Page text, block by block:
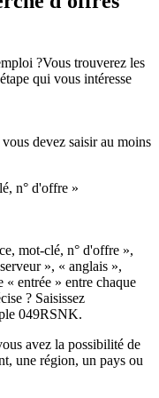
?Vous trouverez les
qui vous intéresse
devez saisir au moins
n° d'offre »
mot-clé, n° d'offre »,
», « anglais »,
« entrée » entre chaque
? Saisissez
049RSNK.
avez la possibilité de
une région, un pays ou